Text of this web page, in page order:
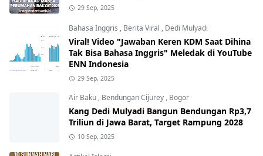
29 Sep, 2025
Bahasa Inggris , Berita Viral , Dedi Mulyadi
Viral! Video "Jawaban Keren KDM Saat Dihina
Tak Bisa Bahasa Inggris" Meledak di YouTube
ENN Indonesia
29 Sep, 2025
Air Baku, Bendungan Cijurey, Bogor
Kang Dedi Mulyadi Bangun Bendungan Rp3,7
Triliun di Jawa Barat, Target Rampung 2028
10 Sep, 2025